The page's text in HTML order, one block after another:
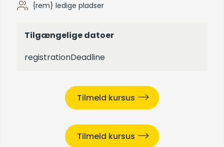
{rem} ledige pladser
Tilgængelige datoer
registrationDeadline
Tilmeld kursus
Tilmeld kursus